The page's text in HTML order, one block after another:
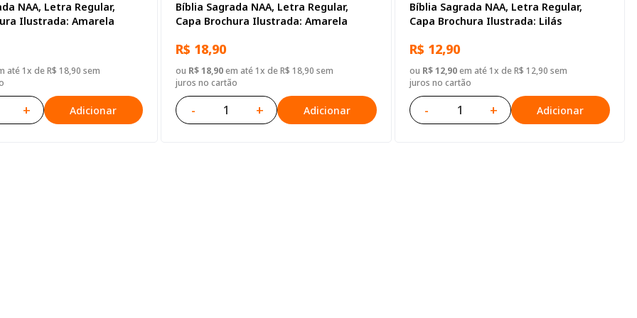
NAA, Letra Regular,
Ilustrada: Amarela
até 1x de R$ 18,90 sem
+ Adicionar
Bíblia Sagrada NAA, Letra Regular,
Capa Brochura Ilustrada: Amarela
R$ 18,90
ou R$ 18,90em até 1x de R$ 18,90 sem
juros no cartão
- + Adicionar
Bíblia Sagrada NAA, Letra Regular,
Capa Brochura Ilustrada: Lilás
R$ 12,90
ou R$ 12,90em até 1x de R$ 12,90 sem
juros no cartão
- + Adicionar